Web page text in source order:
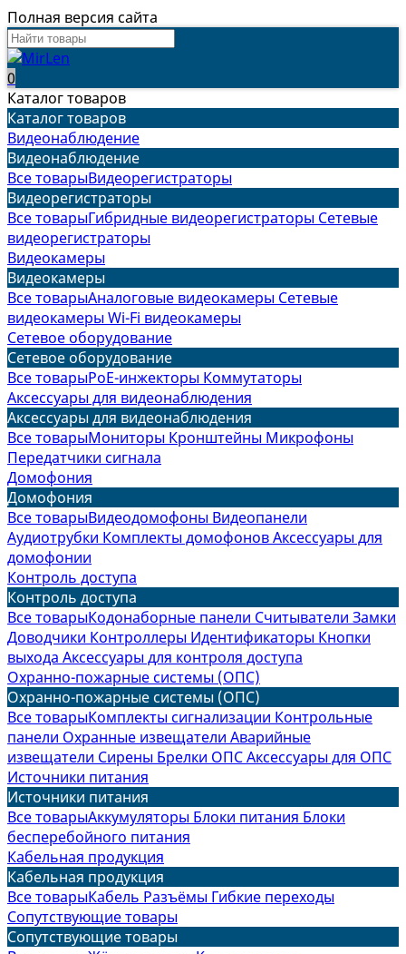
Полная версия сайта
0
Каталог товаров
Каталог товаров
Видеонаблюдение
Видеонаблюдение
Все товарыВидеорегистраторы
Видеорегистраторы
Все товарыГибридные видеорегистраторы Сетевые
видеорегистраторы
Видеокамеры
Видеокамеры
Все товарыАналоговые видеокамеры Сетевые
видеокамерыWi-Fi видеокамеры
Сетевое оборудование
Сетевое оборудование
Все товарыPoE-инжекторы Коммутаторы
Аксессуары для видеонаблюдения
Аксессуары для видеонаблюдения
Все товарыМониторы Кронштейны Микрофоны
Передатчики сигнала
Домофония
Домофония
Все товарыВидеодомофоны Видеопанели
Аудиотрубки Комплекты домофоновАксессуары для
домофонии
Контроль доступа
Контроль доступа
Все товарыКодонаборные панели Считыватели Замки
Доводчики Контроллеры Идентификаторы Кнопки
выхода Аксессуары для контроля доступа
Охранно-пожарные системы (ОПС)
Охранно-пожарные системы (ОПС)
Все товарыКомплекты сигнализации Контрольные
панели Охранные извещатели Аварийные
извещатели Сирены Брелки ОПСАксессуары для ОПС
Источники питания
Источники питания
Все товарыАккумуляторы Блоки питания Блоки
бесперебойного питания
Кабельная продукция
Кабельная продукция
Все товарыКабель Разъёмы Гибкие переходы
Сопутствующие товары
Сопутствующие товары